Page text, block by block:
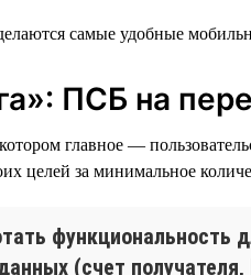
ПСБ на
главное —
целей за минимальное
(счет